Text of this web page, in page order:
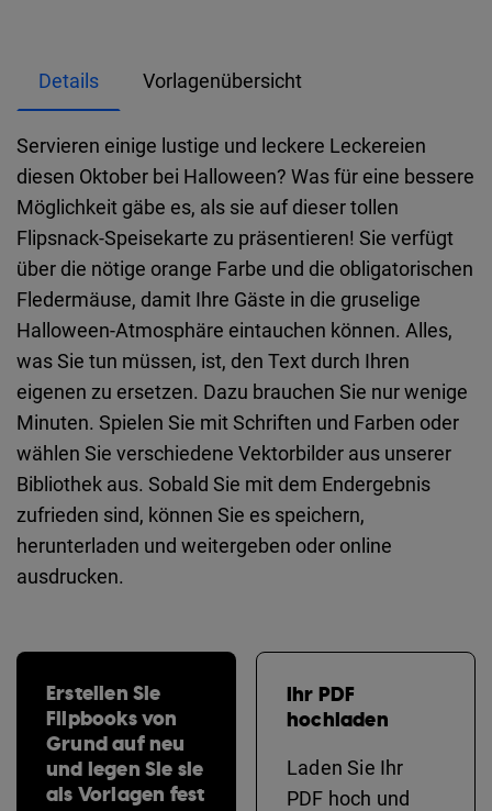
Details Vorlagenübersicht
Servieren einige lustige und leckere Leckereien
diesen Oktober bei Halloween? Was für eine bessere
Möglichkeit gäbe es, als sie auf dieser tollen
Flipsnack-Speisekarte zu präsentieren! Sie verfügt
über die nötige orange Farbe und die obligatorischen
Fledermäuse, damit Ihre Gäste in die gruselige
Halloween-Atmosphäre eintauchen können. Alles,
was Sie tun müssen, ist, den Text durch Ihren
eigenen zu ersetzen. Dazu brauchen Sie nur wenige
Minuten. Spielen Sie mit Schriften und Farben oder
wählen Sie verschiedene Vektorbilder aus unserer
Bibliothek aus. Sobald Sie mit dem Endergebnis
zufrieden sind, können Sie es speichern,
herunterladen und weitergeben oder online
ausdrucken.
Erstellen Sie
Flipbooks von
Grund auf neu
und legen Sie sie
als Vorlagen fest
Ihr PDF
hochladen
Laden Sie Ihr
PDF hoch und